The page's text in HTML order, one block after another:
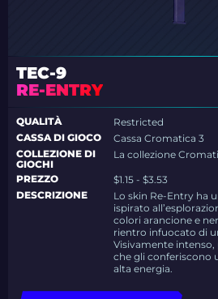
TEC-9
RE-ENTRY
QUALITÀ
Restricted
CASSA DI GIOCO
Cassa Cromatica 3
COLLEZIONE DI
GIOCHI
La collezione
PREZZO
$1.15 - $3.53
DESCRIZIONE
Lo skin Re-Entry ha
ispirato
colori arancione e
rientro infuocato di
Visivamente
che gli conferiscono
alta energia.